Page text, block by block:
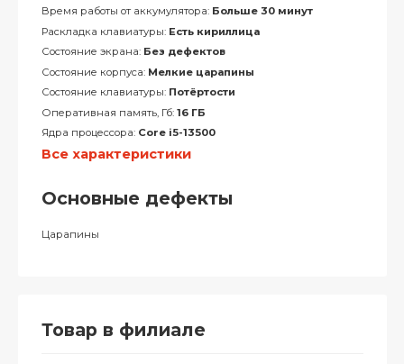
Время работы от аккумулятора: Больше 30 минут
Раскладка клавиатуры: Есть кириллица
Состояние экрана: Без дефектов
Состояние корпуса: Мелкие царапины
Состояние клавиатуры: Потёртости
Оперативная память, Гб: 16 ГБ
Ядра процессора: Core i5-13500
Все характеристики
Основные дефекты
Царапины
Товар в филиале